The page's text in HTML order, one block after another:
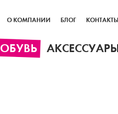
О КОМПАНИИ БЛОГ КОНТАКТЫ
ОБУВЬ